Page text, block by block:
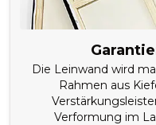
Die Leinwand wird
Rahmen aus
Verformung im